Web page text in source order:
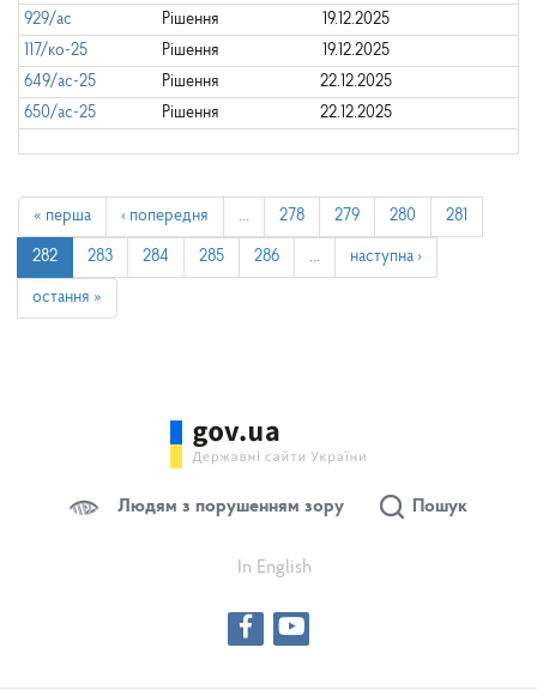
929/ас
Рішення
19.12.2025
117/ко-25
Рішення
19.12.2025
649/ас-25
Рішення
22.12.2025
650/ас-25
Рішення 22.12.2025
« перша ‹ попередня … 278 279 280 281
282 283 284 285 286 … наступна ›
остання »
Людям з порушенням зору Пошук
In English